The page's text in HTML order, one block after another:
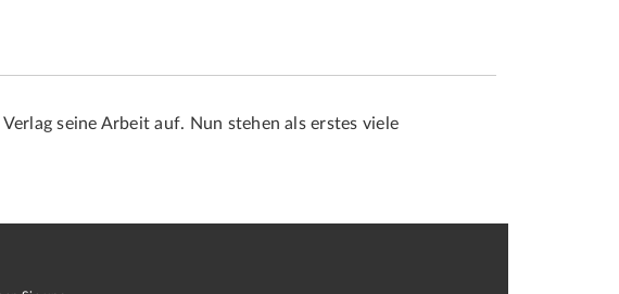
seine Arbeit auf. Nun stehen als erstes viele